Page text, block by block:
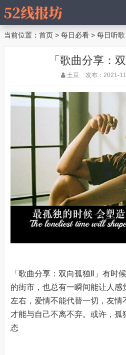
当前位置： 首页 > 每日必看 > 每日听歌
「歌曲分享：
土豆 发布：2021-
「歌曲分享：双向孤独Ⅱ」有时
的街市，也总有一瞬间能让人
左右，爱情不能代替一切，友情
才能与自己不离不弃。或许，孤
态